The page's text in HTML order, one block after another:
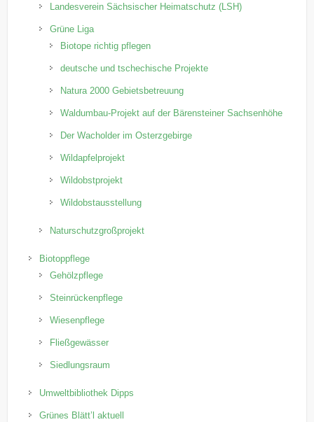
Landesverein Sächsischer Heimatschutz (LSH)
Grüne Liga
Biotope richtig pflegen
deutsche und tschechische Projekte
Natura 2000 Gebietsbetreuung
Waldumbau-Projekt auf der Bärensteiner Sachsenhöhe
Der Wacholder im Osterzgebirge
Wildapfelprojekt
Wildobstprojekt
Wildobstausstellung
Naturschutzgroßprojekt
Biotoppflege
Gehölzpflege
Steinrückenpflege
Wiesenpflege
Fließgewässer
Siedlungsraum
Umweltbibliothek Dipps
Grünes Blätt’l aktuell